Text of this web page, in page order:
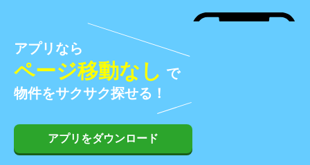
アプリなら
ページ移動なし で
物件をサクサク探せる！
アプリをダウンロード